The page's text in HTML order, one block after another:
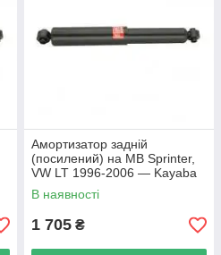
Амортизатор задній
(посилений) на MB Sprinter,
VW LT 1996-2006 — Kayaba
— 341339
В наявності
1 705 ₴